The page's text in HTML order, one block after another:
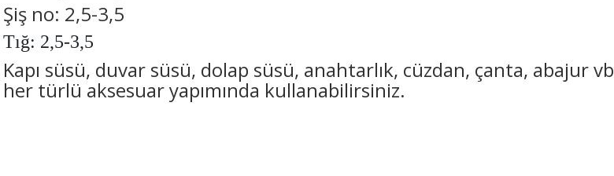
Şiş no: 2,5-3,5
Tığ: 2,5-3,5
Kapı süsü, duvar süsü, dolap süsü, anahtarlık, cüzdan, çanta, abajur vb
her türlü aksesuar yapımında kullanabilirsiniz.